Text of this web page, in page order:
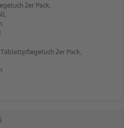
2er Pack,
2er Pack,